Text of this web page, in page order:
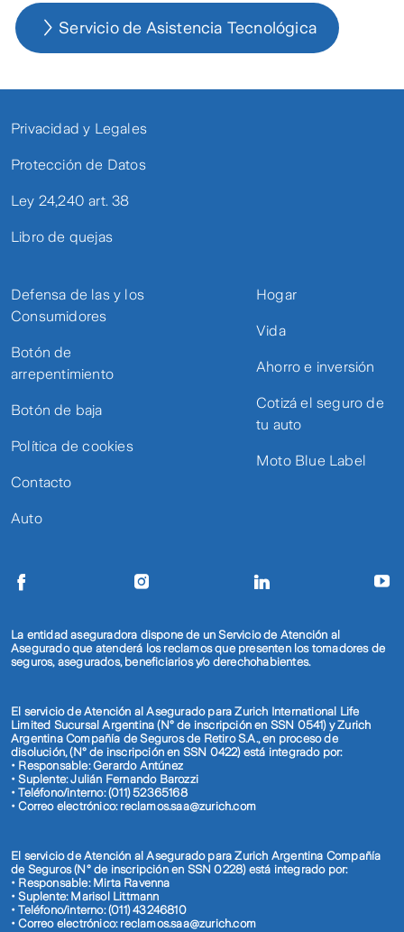
Servicio de Asistencia Tecnológica
Privacidad y Legales
Protección de Datos
Ley 24,240 art. 38
Libro de quejas
Defensa de las y los
Consumidores
Botón de
arrepentimiento
Botón de baja
Política de cookies
Contacto
Auto
Hogar
Vida
Ahorro e inversión
Cotizá el seguro de
tu auto
Moto Blue Label
La entidad aseguradora dispone de un Servicio de Atención al
Asegurado que atenderá los reclamos que presenten los tomadores de
seguros, asegurados, beneficiarios y/o derechohabientes.
El servicio de Atención al Asegurado para Zurich International Life
Limited Sucursal Argentina (N° de inscripción en SSN 0541) y Zurich
Argentina Compañía de Seguros de Retiro S.A., en proceso de
disolución, (N° de inscripción en SSN 0422) está integrado por:
• Responsable: Gerardo Antúnez
• Suplente: Julián Fernando Barozzi
• Teléfono/interno: (011) 52365168
• Correo electrónico: reclamos.saa@zurich.com
El servicio de Atención al Asegurado para Zurich Argentina Compañía
de Seguros (N° de inscripción en SSN 0228) está integrado por:
• Responsable: Mirta Ravenna
• Suplente: Marisol Littmann
• Teléfono/interno: (011) 43246810
• Correo electrónico: reclamos.saa@zurich.com